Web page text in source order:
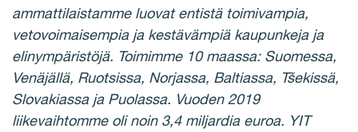
ammattilaistamme luovat entistä toimivampia,
vetovoimaisempia ja kestävämpiä kaupunkeja ja
elinympäristöjä. Toimimme 10 maassa: Suomessa,
Venäjällä, Ruotsissa, Norjassa, Baltiassa, Tšekissä,
Slovakiassa ja Puolassa. Vuoden 2019
liikevaihtomme oli noin 3,4 miljardia euroa. YIT